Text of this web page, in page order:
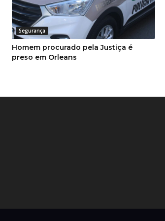
Segurança
Homem procurado pela Justiça é
preso em Orleans